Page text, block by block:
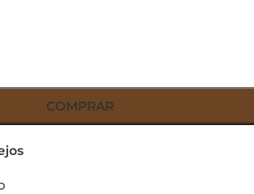
COMPRAR